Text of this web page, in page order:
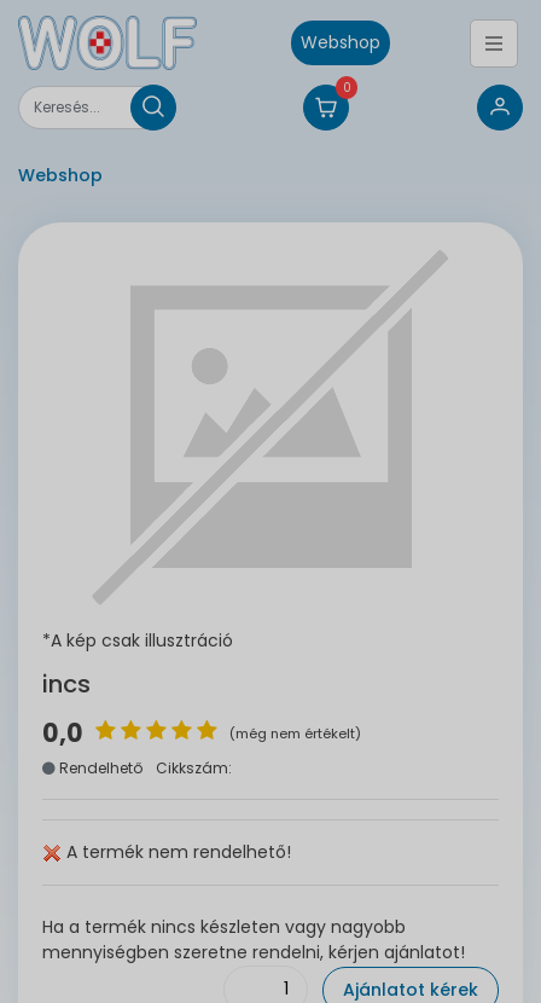
Webshop
0
Webshop
*A kép csak illusztráció
incs
0,0 (még nem értékelt)
Rendelhető Cikkszám:
A termék nem rendelhető!
Ha a termék nincs készleten vagy nagyobb
mennyiségben szeretne rendelni, kérjen ajánlatot!
Ajánlatot kérek